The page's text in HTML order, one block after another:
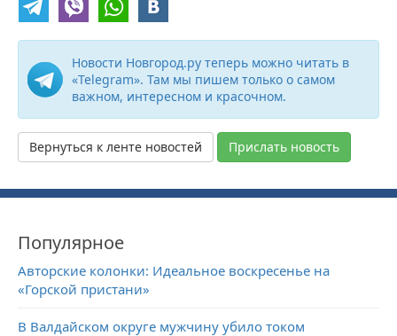
Новости Новгород.ру теперь можно читать в
«Telegram». Там мы пишем только о самом
важном, интересном и красочном.
Вернуться к ленте новостей Прислать новость
Популярное
Авторские колонки: Идеальное воскресенье на
«Горской пристани»
В Валдайском округе мужчину убило током